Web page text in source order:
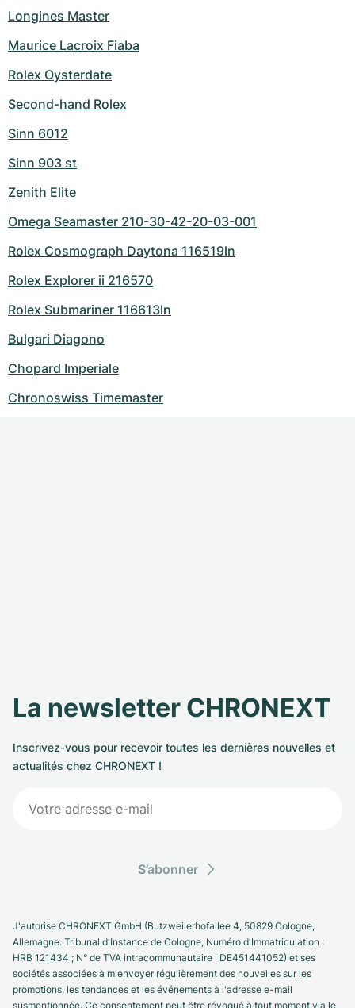
Longines Master
Maurice Lacroix Fiaba
Rolex Oysterdate
Second-hand Rolex
Sinn 6012
Sinn 903 st
Zenith Elite
Omega Seamaster 210-30-42-20-03-001
Rolex Cosmograph Daytona 116519ln
Rolex Explorer ii 216570
Rolex Submariner 116613ln
Bulgari Diagono
Chopard Imperiale
Chronoswiss Timemaster
La newsletter CHRONEXT
Inscrivez-vous pour recevoir toutes les dernières nouvelles et
actualités chez CHRONEXT !
S’abonner
J'autorise CHRONEXT GmbH (Butzweilerhofallee 4, 50829 Cologne,
Allemagne. Tribunal d'Instance de Cologne, Numéro d'Immatriculation :
HRB 121434 ; N° de TVA intracommunautaire : DE451441052) et ses
sociétés associées à m'envoyer régulièrement des nouvelles sur les
promotions, les tendances et les événements à l'adresse e-mail
susmentionnée. Ce consentement peut être révoqué à tout moment via le